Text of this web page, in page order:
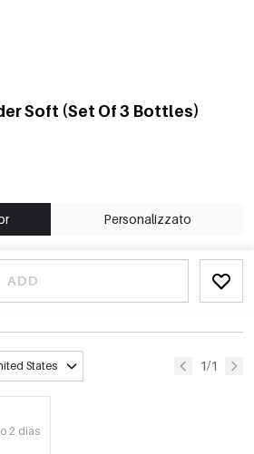
Soft (Set Of 3 Bottles)
Personalizzato
ADD
States 1/1
2 días